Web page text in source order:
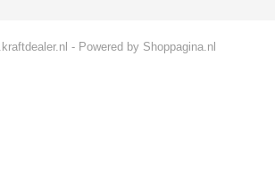
- Powered by Shoppagina.nl